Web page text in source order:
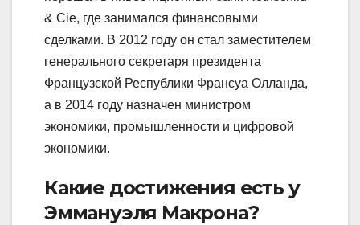
& Cie, где занимался финансовыми
сделками. В 2012 году он стал заместителем
генерального секретаря президента
Французской Республики Франсуа Олланда,
а в 2014 году назначен министром
экономики, промышленности и цифровой
экономики.
Какие достижения есть у
Эммануэля Макрона?